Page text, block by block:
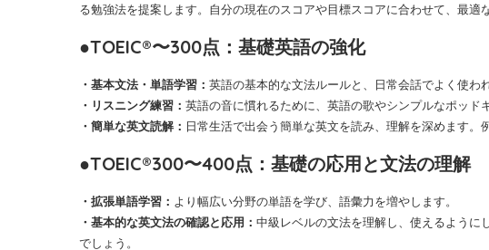
る勉強法を提案します。自分の現在のスコアや目標スコアに合わせて、最適
●TOEIC®〜300点：基礎英語の強化
・基本文法・単語学習： 英語の基本的な文法ルールと、日常会話でよく使わ
・リスニング練習： 英語の音に慣れるために、英語の歌やシンプルなポッド
・簡単な英文読解： 日常生活で出会う簡単な英文を読み、理解を深めます。
●TOEIC®300〜400点：基礎の応用と文法の理解
・拡張単語学習： より幅広い分野の単語を学び、語彙力を増やします。
・基本的な英文法の確認と応用： 中級レベルの文法を理解し、使えるように
でしょう。